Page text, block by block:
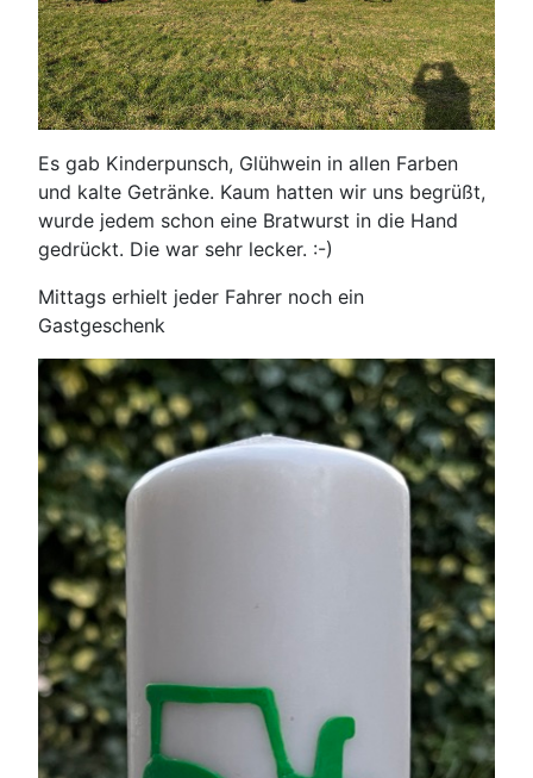
Es gab Kinderpunsch, Glühwein in allen Farben
und kalte Getränke. Kaum hatten wir uns begrüßt,
wurde jedem schon eine Bratwurst in die Hand
gedrückt. Die war sehr lecker. :-)
Mittags erhielt jeder Fahrer noch ein
Gastgeschenk